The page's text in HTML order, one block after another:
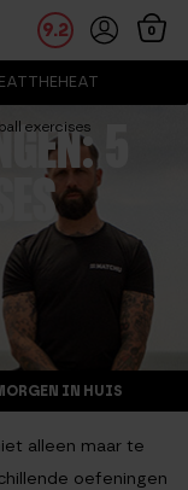
9.2 0
exercises5
IN HUIS
alleen maar te
oefeningen